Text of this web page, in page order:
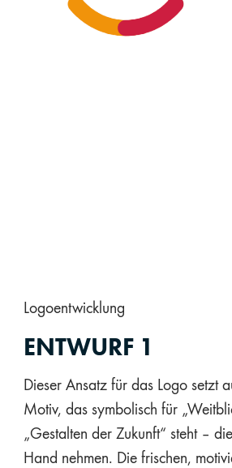
Logoentwicklung
ENTWURF 1
Dieser Ansatz für das Logo setzt
Motiv, das symbolisch für
„Gestalten der Zukunft“ steht –
Hand nehmen. Die frischen,